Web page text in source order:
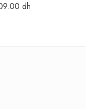
dh